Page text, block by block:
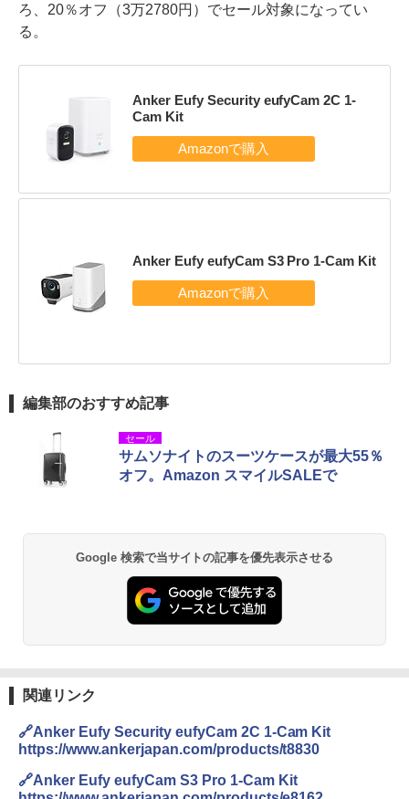
ろ、20％オフ（3万2780円）でセール対象になってい
る。
Anker Eufy Security eufyCam 2C 1-
Cam Kit
Anker Eufy eufyCam S3 Pro 1-Cam Kit
編集部のおすすめ記事
セール
サムソナイトのスーツケースが最大55％
オフ。Amazon スマイルSALEで
Google 検索で当サイトの記事を優先表示させる
関連リンク
🔗Anker Eufy Security eufyCam 2C 1-Cam Kit
https://www.ankerjapan.com/products/t8830
🔗Anker Eufy eufyCam S3 Pro 1-Cam Kit